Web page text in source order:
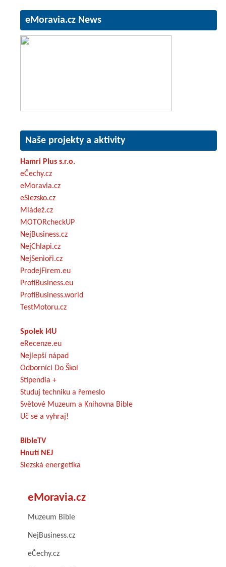
eMoravia.cz News
Naše projekty a aktivity
Hamri Plus s.r.o.
eČechy.cz
eMoravia.cz
eSlezsko.cz
Mládež.cz
MOTORcheckUP
NejBusiness.cz
NejChlapi.cz
NejSenioři.cz
ProdejFirem.eu
ProfiBusiness.eu
ProfiBusiness.world
TestMotoru.cz
Spolek I4U
eRecenze.eu
Nejlepší nápad
Odborníci Do Škol
Stipendia +
Studuj techniku a řemeslo
Světové Muzeum a Knihovna Bible
Uč se a vyhraj!
BibleTV
Hnutí NEJ
Slezská energetika
eMoravia.cz
Muzeum Bible
NejBusiness.cz
eČechy.cz